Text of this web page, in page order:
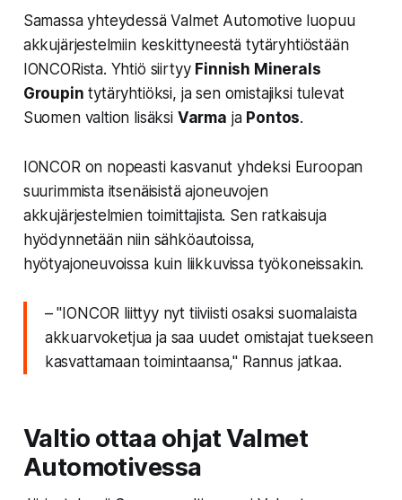
Samassa yhteydessä Valmet Automotive luopuu
akkujärjestelmiin keskittyneestä tytäryhtiöstään
IONCORista. Yhtiö siirtyy Finnish Minerals
Groupin tytäryhtiöksi, ja sen omistajiksi tulevat
Suomen valtion lisäksi Varma ja Pontos.
IONCOR on nopeasti kasvanut yhdeksi Euroopan
suurimmista itsenäisistä ajoneuvojen
akkujärjestelmien toimittajista. Sen ratkaisuja
hyödynnetään niin sähköautoissa,
hyötyajoneuvoissa kuin liikkuvissa työkoneissakin.
–"IONCOR liittyy nyt tiiviisti osaksi suomalaista
akkuarvoketjua ja saa uudet omistajat tuekseen
kasvattamaan toimintaansa," Rannus jatkaa.
Valtio ottaa ohjat Valmet
Automotivessa